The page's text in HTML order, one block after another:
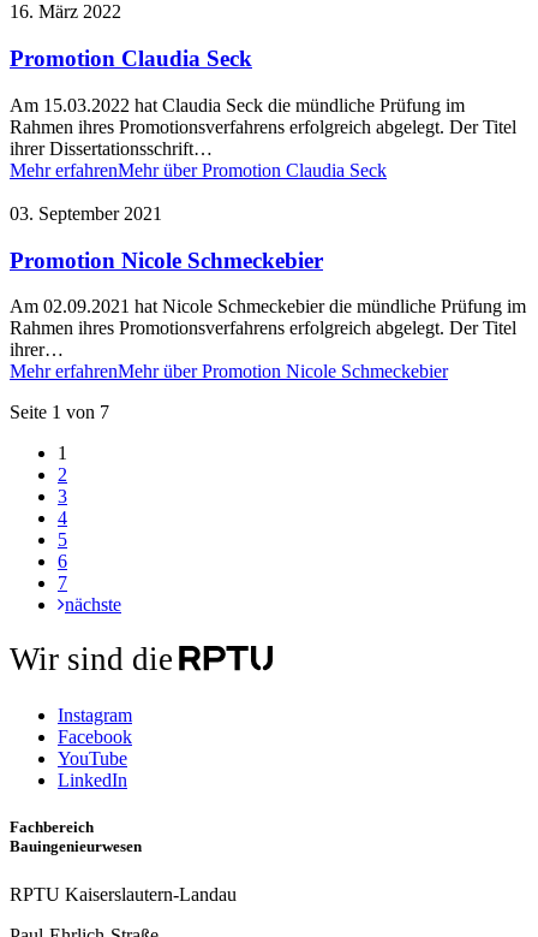
16. März 2022
Promotion Claudia Seck
Am 15.03.2022 hat Claudia Seck die mündliche Prüfung im
Rahmen ihres Promotionsverfahrens erfolgreich abgelegt. Der Titel
ihrer Dissertationsschrift…
Mehr erfahrenMehr über Promotion Claudia Seck
03. September 2021
Promotion Nicole Schmeckebier
Am 02.09.2021 hat Nicole Schmeckebier die mündliche Prüfung im
Rahmen ihres Promotionsverfahrens erfolgreich abgelegt. Der Titel
ihrer…
Mehr erfahrenMehr über Promotion Nicole Schmeckebier
Seite 1 von 7
1
2
3
4
5
6
7
nächste
Wir sind die
Instagram
Facebook
YouTube
LinkedIn
Fachbereich
Bauingenieurwesen
RPTU Kaiserslautern-Landau